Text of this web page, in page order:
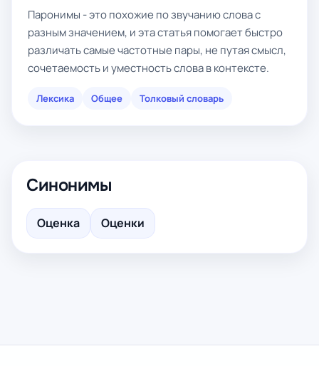
Паронимы - это похожие по звучанию слова с
разным значением, и эта статья помогает быстро
различать самые частотные пары, не путая смысл,
сочетаемость и уместность слова в контексте.
Лексика Общее Толковый словарь
Синонимы
Оценка Оценки